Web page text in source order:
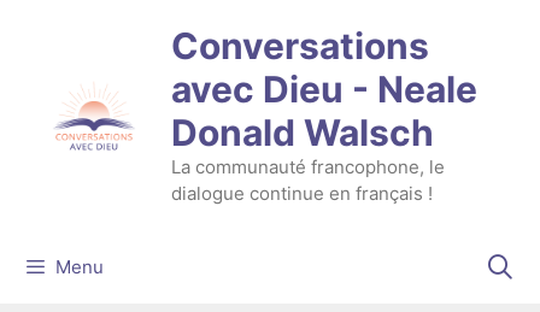
Conversations
avec Dieu - Neale
Donald Walsch
La communauté francophone, le
dialogue continue en français !
Menu